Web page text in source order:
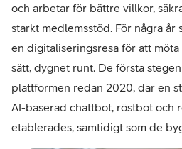
och arbetar för bättre villkor,
starkt medlemsstöd. För några
en digitaliseringsresa för att
sätt, dygnet runt. De första
plattformen redan 2020, där en
AI-baserad chattbot, röstbot och
etablerades, samtidigt som de